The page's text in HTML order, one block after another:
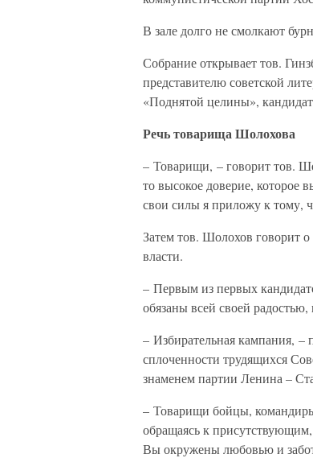
В зале долго не смолкают
Собрание открывает тов.
представителю советской
«Поднятой целины»,
Речь товарища Шолохова
– Товарищи, – говорит тов.
то высокое доверие, которое
свои силы я приложу к тому,
Затем тов. Шолохов говорит
власти.
– Первым из первых
обязаны всей своей
– Избирательная кампания, –
сплоченности трудящихся
знаменем партии Ленина –
– Товарищи бойцы,
обращаясь к
Вы окружены любовью и